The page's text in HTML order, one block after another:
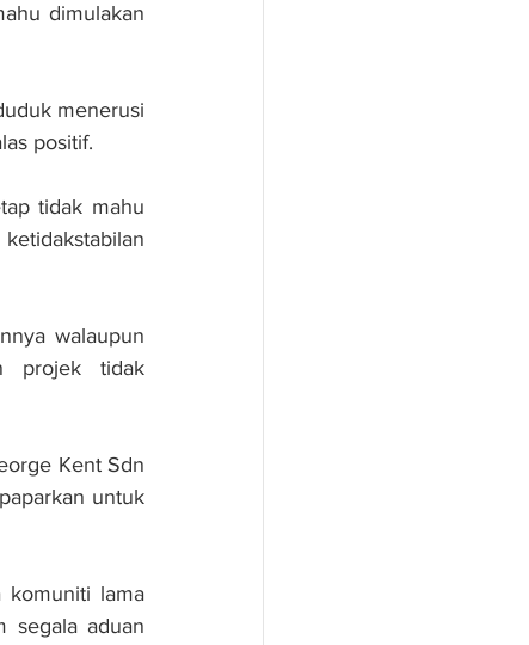
dimulakan
menerusi
positif.
tidak mahu
walaupun
projek tidak
Kent Sdn
untuk
komuniti lama
segala aduan